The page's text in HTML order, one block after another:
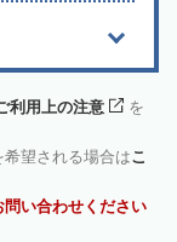
利用上の注意
を
希望される場合はこ
い合わせください